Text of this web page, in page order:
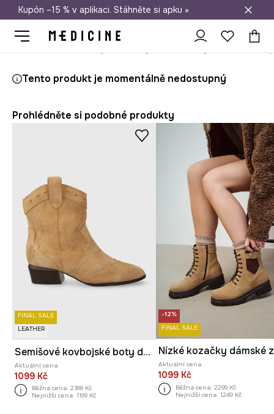
Doprava zdarma při nákupu nad 1 200 Kč
Kupón –15 % v aplikaci. Stáhněte si apku »
Tento produkt je momentálně nedostupný
Prohlédněte si podobné produkty
FINAL SALE
LEATHER
Semišové kovbojské boty dámské béžová barva
Aktuální cena:
1099 Kč
Běžná cena: 2399 Kč
Nejnižší cena: 1199 Kč
-12%
FINAL SALE
Aktuální cena:
1099 Kč
Běžná cena: 2299 Kč
Nejnižší cena: 1249 Kč